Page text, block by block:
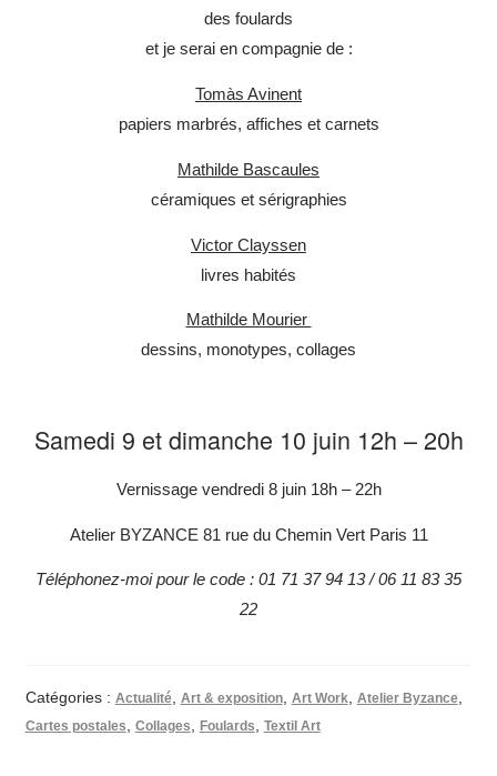
des foulards
et je serai en compagnie de :
Tomàs Avinent
papiers marbrés, affiches et carnets
Mathilde Bascaules
céramiques et sérigraphies
Victor Clayssen
livres habités
Mathilde Mourier
dessins, monotypes, collages
Samedi 9 et dimanche 10 juin 12h – 20h
Vernissage vendredi 8 juin 18h – 22h
Atelier BYZANCE 81 rue du Chemin Vert Paris 11
Téléphonez-moi pour le code : 01 71 37 94 13 / 06 11 83 35
22
Catégories : Actualité, Art & exposition, Art Work Atelier Byzance,
Cartes postales Collages Foulards Textil Art